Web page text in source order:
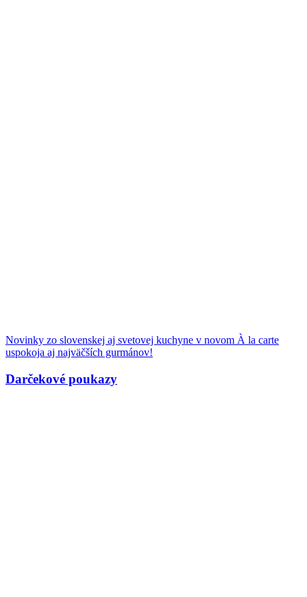
Novinky zo slovenskej aj svetovej kuchyne v novom À la carte
uspokoja aj najväčších gurmánov!
Darčekové poukazy